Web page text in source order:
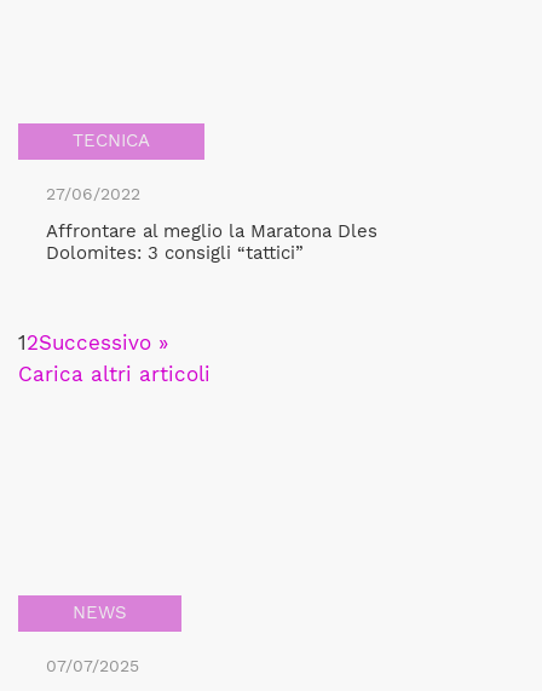
TECNICA
27/06/2022
Affrontare al meglio la Maratona Dles
Dolomites: 3 consigli “tattici”
12Successivo »
Carica altri articoli
NEWS
07/07/2025